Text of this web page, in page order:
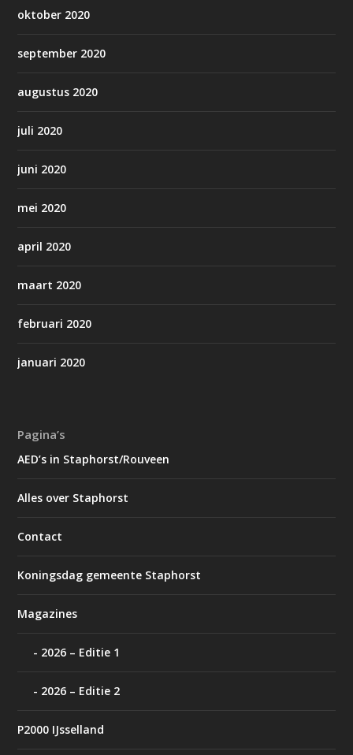
oktober 2020
september 2020
augustus 2020
juli 2020
juni 2020
mei 2020
april 2020
maart 2020
februari 2020
januari 2020
Pagina’s
AED’s in Staphorst/Rouveen
Alles over Staphorst
Contact
Koningsdag gemeente Staphorst
Magazines
2026 – Editie 1
2026 – Editie 2
P2000 IJsselland